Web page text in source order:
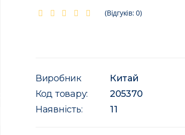
(Відгуків: 0)
Виробник
Китай
Код товару:
205370
Наявність:
11